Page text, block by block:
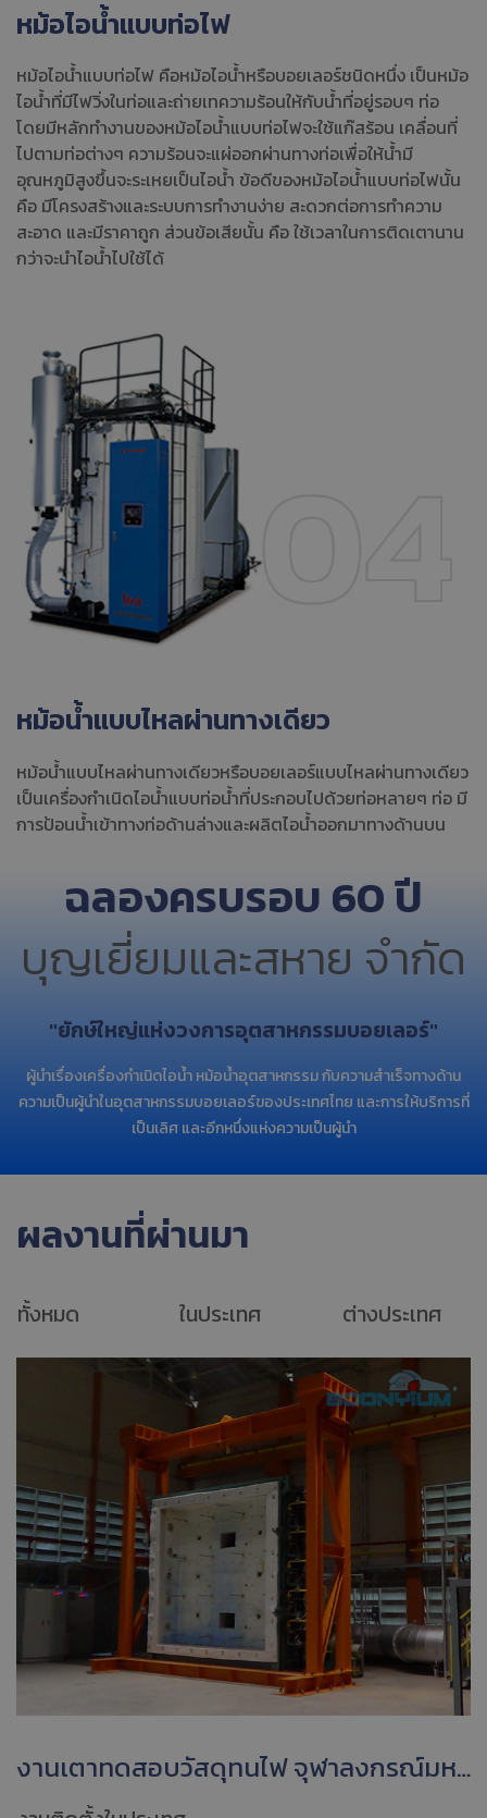
หม้อไอน้ำแบบท่อไฟ
หม้อไอน้ำแบบท่อไฟ คือหม้อไอน้ำหรือบอยเลอร์ชนิดหนึ่ง เป็นหม้อ
ไอน้ำที่มีไฟวิ่งในท่อและถ่ายเทความร้อนให้กับน้ำที่อยู่รอบๆ ท่อ
โดยมีหลักทำงานของหม้อไอน้ำแบบท่อไฟจะใช้แก๊สร้อน เคลื่อนที่
ไปตามท่อต่างๆ ความร้อนจะแผ่ออกผ่านทางท่อเพื่อให้น้ำมี
อุณหภูมิสูงขึ้นจะระเหยเป็นไอน้ำ ข้อดีของหม้อไอน้ำแบบท่อไฟนั้น
คือ มีโครงสร้างและระบบการทำงานง่าย สะดวกต่อการทำความ
สะอาด และมีราคาถูก ส่วนข้อเสียนั้น คือ ใช้เวลาในการติดเตานาน
กว่าจะนำไอน้ำไปใช้ได้
หม้อน้ำแบบไหลผ่านทางเดียว
หม้อน้ำแบบไหลผ่านทางเดียวหรือบอยเลอร์แบบไหลผ่านทางเดียว
เป็นเครื่องกำเนิดไอน้ำแบบท่อน้ำที่ประกอบไปด้วยท่อหลายๆ ท่อ มี
การป้อนน้ำเข้าทางท่อด้านล่างและผลิตไอน้ำออกมาทางด้านบน
ฉลองครบรอบ 60 ปี
บุญเยี่ยมและสหาย จำกัด
"ยักษ์ใหญ่แห่งวงการอุตสาหกรรมบอยเลอร์"
ผู้นำเรื่องเครื่องกำเนิดไอน้ำ หม้อน้ำอุตสาหกรรม กับความสำเร็จทางด้าน
ความเป็นผู้นำในอุตสาหกรรมบอยเลอร์ของประเทศไทย และการให้บริการที่
เป็นเลิศ และอีกหนึ่งแห่งความเป็นผู้นำ
ผลงานที่ผ่านมา
ทั้งหมด ในประเทศ ต่างประเทศ
งานเตาทดสอบวัสดุทนไฟ จุฬาลงกรณ์มหาวิทยาลัย